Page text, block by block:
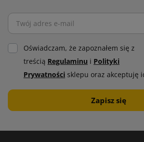
Oświadczam, że zapoznałem się z
treścią Regulaminu i Polityki
Prywatności sklepu oraz akceptuję